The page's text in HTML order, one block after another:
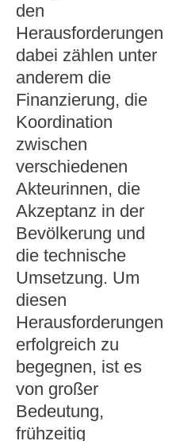
den
Herausforderungen
dabei zählen unter
anderem die
Finanzierung, die
Koordination
zwischen
verschiedenen
Akteurinnen, die
Akzeptanz in der
Bevölkerung und
die technische
Umsetzung. Um
diesen
Herausforderungen
erfolgreich zu
begegnen, ist es
von großer
Bedeutung,
frühzeitig